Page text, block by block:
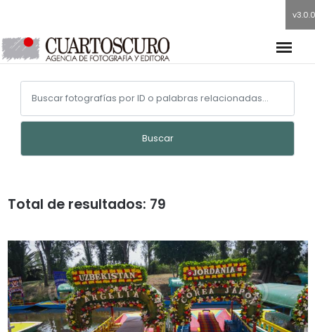
v3.0.0
Buscar
Total de resultados: 79